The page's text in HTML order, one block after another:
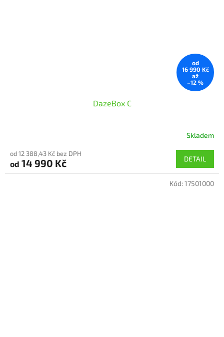
od
16 990 Kč
až
–12 %
DazeBox C
produktu
je
5,0
Skladem
od 12 388,43 Kč bez DPH
od 14 990 Kč DETAIL
Kód:17501000